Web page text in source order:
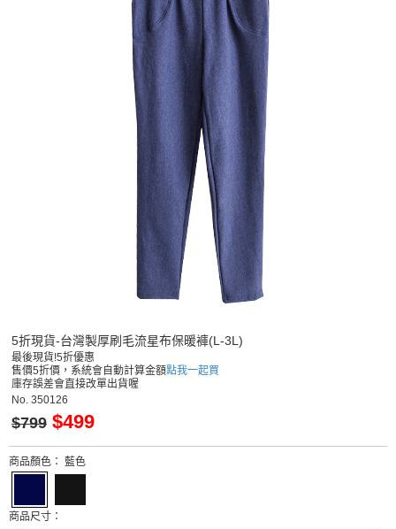
5折現貨-台灣製厚刷毛流星布保暖褲(L-3L)
最後現貨!5折優惠
售價5折價，系統會自動計算金額點我一起買
庫存誤差會直接改單出貨喔
No. 350126
$799 $499
商品顏色： 藍色
商品尺寸：